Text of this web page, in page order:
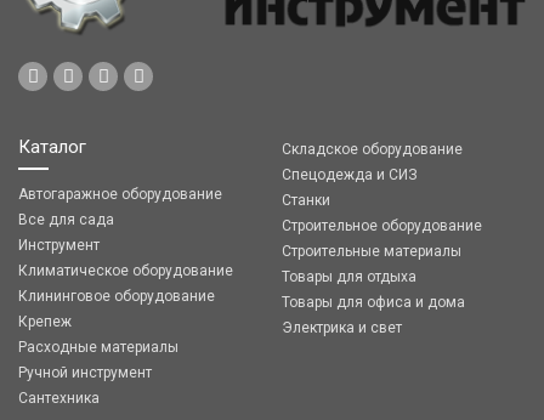
Каталог
Автогаражное оборудование
Все для сада
Инструмент
Климатическое оборудование
Клининговое оборудование
Крепеж
Расходные материалы
Ручной инструмент
Сантехника
Складское оборудование
Спецодежда и СИЗ
Станки
Строительное оборудование
Строительные материалы
Товары для отдыха
Товары для офиса и дома
Электрика и свет